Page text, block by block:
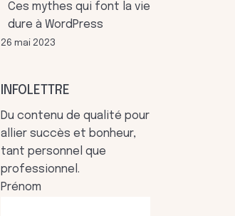
Ces mythes qui font la vie
dure à WordPress
26 mai 2023
INFOLETTRE
Du contenu de qualité pour
allier succès et bonheur,
tant personnel que
professionnel.
Prénom